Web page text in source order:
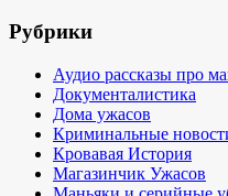
Рубрики
Аудио рассказы про
Документалистика
Дома ужасов
Криминальные
Кровавая История
Магазинчик Ужасов